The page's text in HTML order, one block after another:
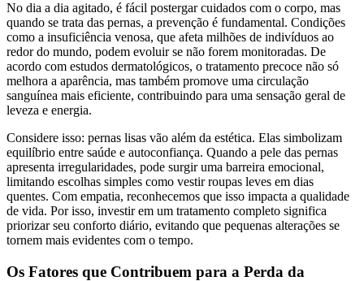
No dia a dia agitado, é fácil postergar cuidados com o corpo, mas
quando se trata das pernas, a prevenção é fundamental. Condições
como a insuficiência venosa, que afeta milhões de indivíduos ao
redor do mundo, podem evoluir se não forem monitoradas. De
acordo com estudos dermatológicos, o tratamento precoce não só
melhora a aparência, mas também promove uma circulação
sanguínea mais eficiente, contribuindo para uma sensação geral de
leveza e energia.
Considere isso: pernas lisas vão além da estética. Elas simbolizam
equilíbrio entre saúde e autoconfiança. Quando a pele das pernas
apresenta irregularidades, pode surgir uma barreira emocional,
limitando escolhas simples como vestir roupas leves em dias
quentes. Com empatia, reconhecemos que isso impacta a qualidade
de vida. Por isso, investir em um tratamento completo significa
priorizar seu conforto diário, evitando que pequenas alterações se
tornem mais evidentes com o tempo.
Os Fatores que Contribuem para a Perda da